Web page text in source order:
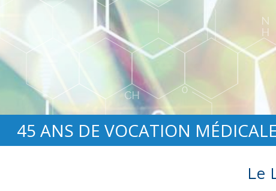
45 ANS DE VOCATION MÉDICALE
Le